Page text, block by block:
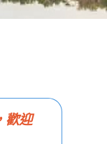
歡迎